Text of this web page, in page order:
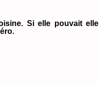
Si elle pouvait elle